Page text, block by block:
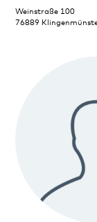
Weinstraße 100
76889